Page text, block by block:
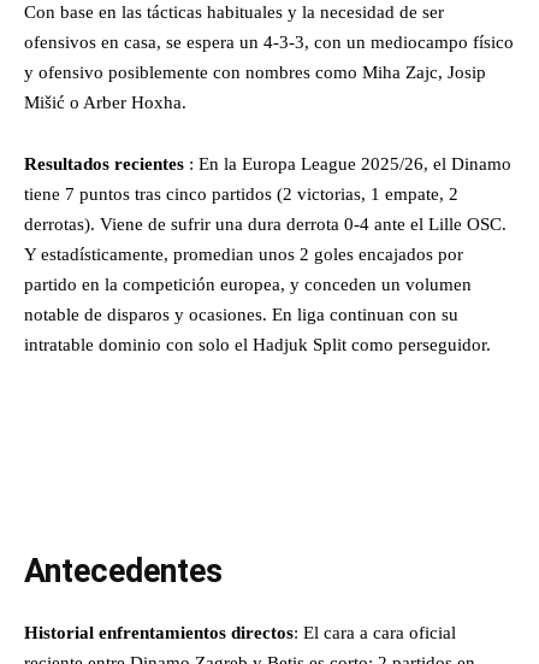
Con base en las tácticas habituales y la necesidad de ser
ofensivos en casa, se espera un 4-3-3, con un mediocampo físico
y ofensivo posiblemente con nombres como Miha Zajc, Josip
Mišić o Arber Hoxha.
Resultados recientes : En la Europa League 2025/26, el Dinamo
tiene 7 puntos tras cinco partidos (2 victorias, 1 empate, 2
derrotas). Viene de sufrir una dura derrota 0-4 ante el Lille OSC.
Y estadísticamente, promedian unos 2 goles encajados por
partido en la competición europea, y conceden un volumen
notable de disparos y ocasiones. En liga continuan con su
intratable dominio con solo el Hadjuk Split como perseguidor.
Antecedentes
Historial enfrentamientos directos: El cara a cara oficial